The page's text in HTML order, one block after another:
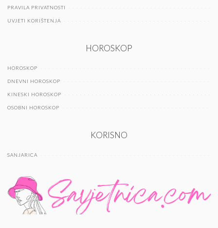
PRAVILA PRIVATNOSTI
UVJETI KORIŠTENJA
HOROSKOP
HOROSKOP
DNEVNI HOROSKOP
KINESKI HOROSKOP
OSOBNI HOROSKOP
KORISNO
SANJARICA